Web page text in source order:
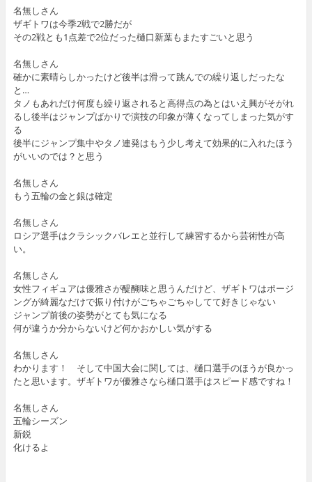
名無しさん
ザギトワは今季2戦で2勝だが
その2戦とも1点差で2位だった樋口新葉もまたすごいと思う
名無しさん
確かに素晴らしかったけど後半は滑って跳んでの繰り返しだったな
と…
タノもあれだけ何度も繰り返されると高得点の為とはいえ興がそがれ
るし後半はジャンプばかりで演技の印象が薄くなってしまった気がす
る
後半にジャンプ集中やタノ連発はもう少し考えて効果的に入れたほう
がいいのでは？と思う
名無しさん
もう五輪の金と銀は確定
名無しさん
ロシア選手はクラシックバレエと並行して練習するから芸術性が高
い。
名無しさん
女性フィギュアは優雅さが醍醐味と思うんだけど、ザギトワはポージ
ングが綺麗なだけで振り付けがごちゃごちゃしてて好きじゃない
ジャンプ前後の姿勢がとても気になる
何が違うか分からないけど何かおかしい気がする
名無しさん
わかります！ そして中国大会に関しては、樋口選手のほうが良かっ
たと思います。ザギトワが優雅さなら樋口選手はスピード感ですね！
名無しさん
五輪シーズン
新鋭
化けるよ